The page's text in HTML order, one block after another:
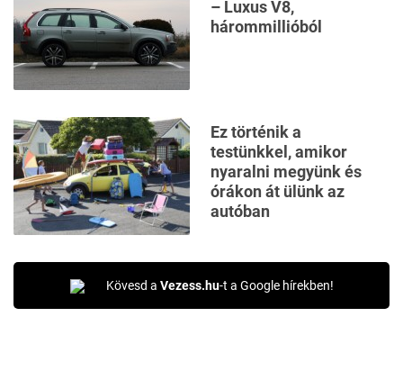
– Luxus V8,
hárommillióból
Ez történik a
testünkkel, amikor
nyaralni megyünk és
órákon át ülünk az
autóban
Kövesd a Vezess.hu-t a Google hírekben!